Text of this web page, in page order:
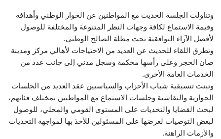
وتناولت الجلسة الحديث مع المواطنين عن الحوار الوطني وأهدافه
وقيمة الاستماع لكافة وجهات النظر المتنوعة والمختلفة للوصول
لأفضل الآراء التوافقية تحت مظلة الصالح الوطني.
وتطرق اللقاء للحديث عن العديد من الاحتياجات لأهالي مركز ومدينة
صان الحجر وعلى رأسها محكمة وسجل مدني إلى جانب عدد من
الخدمات العامة الأخرى.
وتبنت تنسيقية شباب الأحزاب والسياسيين عقد العديد من الجلسات
الحوارية والنقاشية وجلسات الاستماع مع المواطنين بمختلف فئاتهم،
لبحث القضايا والتحديات على المستوى القومي والمحلي، للوصول
لبعض التوصيات لعرضها على المسئولين للأخذ بها لمواجهة التحديات
والأزمات الراهنة.